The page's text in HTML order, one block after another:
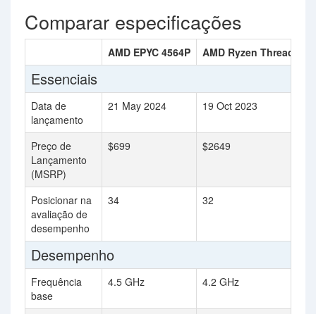
Comparar especificações
AMD EPYC 4564P AMD Ryzen
Essenciais
Data de
lançamento
21 May 2024 19 Oct 2023
Preço de
Lançamento
(MSRP)
$699 $2649
Posicionar na
avaliação de
desempenho
34 32
Desempenho
Frequência
base
4.5 GHz 4.2 GHz